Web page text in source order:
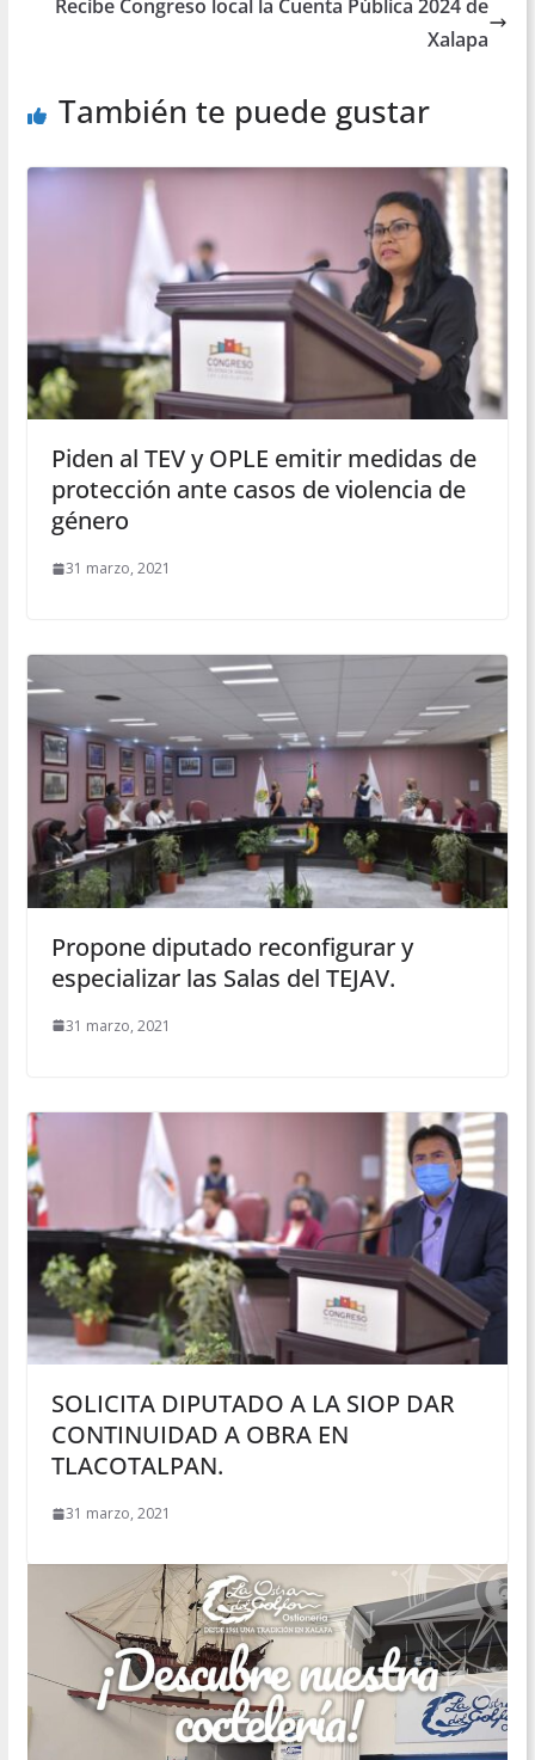
Recibe Congreso local la Cuenta Pública 2024 de
Xalapa
También te puede gustar
Piden al TEV y OPLE emitir medidas de
protección ante casos de violencia de
género
31 marzo, 2021
Propone diputado reconfigurar y
especializar las Salas del TEJAV.
31 marzo, 2021
SOLICITA DIPUTADO A LA SIOP DAR
CONTINUIDAD A OBRA EN
TLACOTALPAN.
31 marzo, 2021